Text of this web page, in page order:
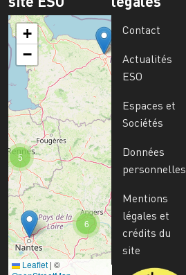
6
5
+
−
Leaflet | ©
Contact
Actualités
ESO
Espaces et
Sociétés
Données
personnelles
Mentions
légales et
crédits du
site
Image